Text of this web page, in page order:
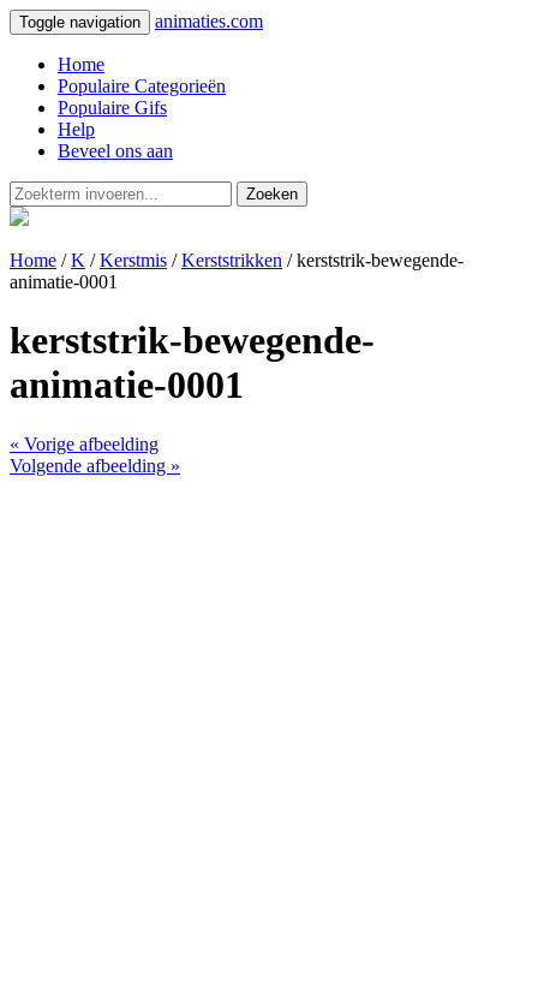
Toggle navigation animaties.com
Home
Populaire Categorieën
Populaire Gifs
Help
Beveel ons aan
Zoeken
Home /K /Kerstmis /Kerststrikken / kerststrik-bewegende-
animatie-0001
kerststrik-bewegende-
animatie-0001
« Vorige afbeelding
Volgende afbeelding »